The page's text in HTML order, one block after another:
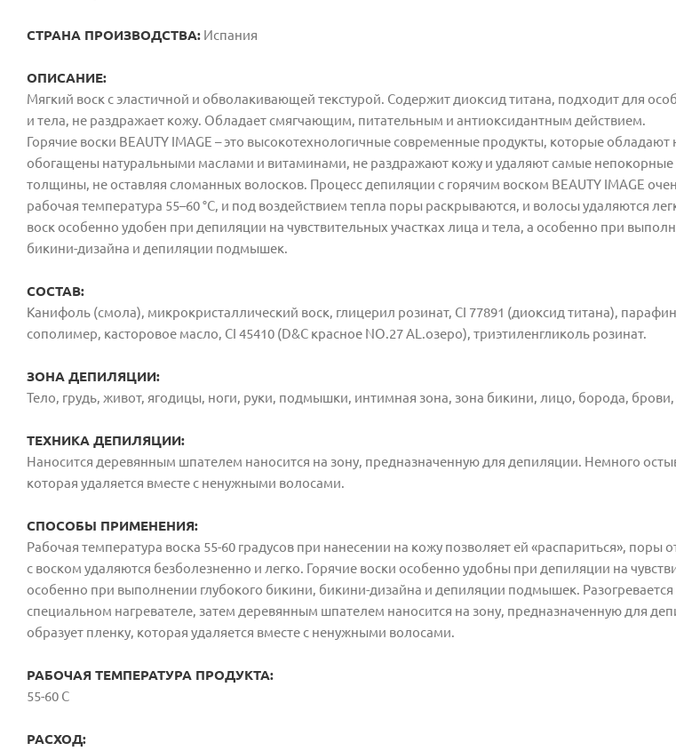
СТРАНА ПРОИЗВОДСТВА: Испания
ОПИСАНИЕ:
Мягкий воск с эластичной и обволакивающей текстурой. Содержит диоксид титана, подходит для
и тела, не раздражает кожу. Обладаетсмягчающим, питательным и антиоксидантным действием.
Горячие воски BEAUTY IMAGE – это высокотехнологичные современные продукты, которые
обогащены натуральными маслами и витаминами, не раздражают кожу и удаляют самые
толщины, не оставляя сломанных волосков. Процесс депиляции с горячим воском BEAUTY IMAGE
рабочая температура 55–60 °С, и под воздействием тепла поры раскрываются, и волосы удаляются
воск особенно удобен при депиляции на чувствительных участках лица и тела, а особенно при
бикини-дизайна и депиляции подмышек.
СОСТАВ:
Канифоль (смола), микрокристаллический воск, глицерил розинат, CI 77891 (диоксид титана),
сополимер, касторовое масло, CI 45410 (D&C красное NO.27 AL.озеро), триэтиленгликоль розинат.
ЗОНА ДЕПИЛЯЦИИ:
Тело, грудь, живот, ягодицы, ноги, руки, подмышки, интимная зона, зона бикини, лицо, борода, брови,
ТЕХНИКА ДЕПИЛЯЦИИ:
Наносится деревянным шпателем наносится на зону, предназначенную для депиляции. Немного
которая удаляется вместе с ненужными волосами.
СПОСОБЫ ПРИМЕНЕНИЯ:
Рабочая температура воска 55-60 градусов при нанесении на кожу позволяет ей «распариться», поры
с воском удаляются безболезненно и легко. Горячие воски особенно удобны при депиляции на
особенно при выполнении глубокого бикини, бикини-дизайна и депиляции подмышек. Разогревается
специальном нагревателе, затем деревянным шпателем наносится на зону, предназначенную для
образует пленку, которая удаляется вместе с ненужными волосами.
РАБОЧАЯ ТЕМПЕРАТУРА ПРОДУКТА:
55-60 С
РАСХОД: